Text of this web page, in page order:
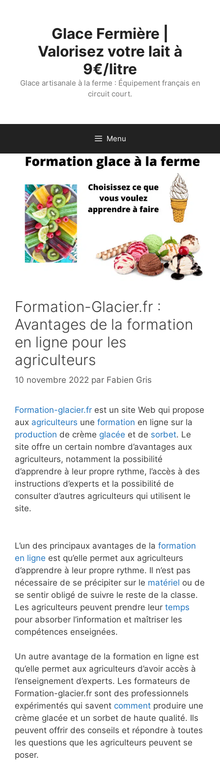
Glace Fermière |
Valorisez votre lait à
9€/litre
Glace artisanale à la ferme : Équipement français en
circuit court.
Menu
Formation-Glacier.fr :
Avantages de la formation
en ligne pour les
agriculteurs
10 novembre 2022 par Fabien Gris
Formation-glacier.fr est un site Web qui propose
aux agriculteurs une formation en ligne sur la
production de crème glacée et de sorbet. Le
site offre un certain nombre d’avantages aux
agriculteurs, notamment la possibilité
d’apprendre à leur propre rythme, l’accès à des
instructions d’experts et la possibilité de
consulter d’autres agriculteurs qui utilisent le
site.
L’un des principaux avantages de la formation
en ligne est qu’elle permet aux agriculteurs
d’apprendre à leur propre rythme. Il n’est pas
nécessaire de se précipiter sur le matériel ou de
se sentir obligé de suivre le reste de la classe.
Les agriculteurs peuvent prendre leur temps
pour absorber l’information et maîtriser les
compétences enseignées.
Un autre avantage de la formation en ligne est
qu’elle permet aux agriculteurs d’avoir accès à
l’enseignement d’experts. Les formateurs de
Formation-glacier.fr sont des professionnels
expérimentés qui savent comment produire une
crème glacée et un sorbet de haute qualité. Ils
peuvent offrir des conseils et répondre à toutes
les questions que les agriculteurs peuvent se
poser.